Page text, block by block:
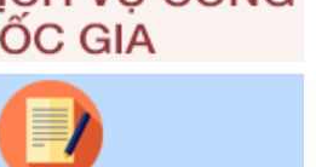
CP
NĐ-CP của Chính phủ: Quy
quốc gia giai đoạn 2026 - 2030
bố danh mục thủ tục hành